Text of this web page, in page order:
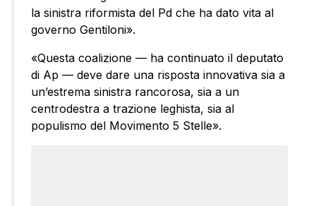
la sinistra riformista del Pd che ha dato vita al
governo Gentiloni».
«Questa coalizione — ha continuato il deputato
di Ap — deve dare una risposta innovativa sia a
un’estrema sinistra rancorosa, sia a un
centrodestra a trazione leghista, sia al
populismo del Movimento 5 Stelle».